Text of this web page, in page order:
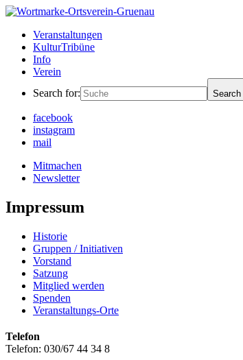
Skip
content
Ortsverein Grünau
Veranstaltungen und Angebote in Ihrem Bezirk
Veranstaltungen
KulturTribüne
Info
Verein
Search for:
facebook
instagram
mail
Mitmachen
Newsletter
Impressum
Historie
Gruppen / Initiativen
Vorstand
Satzung
Mitglied werden
Spenden
Veranstaltungs-Orte
Telefon
Telefon: 030/67 44 34 8